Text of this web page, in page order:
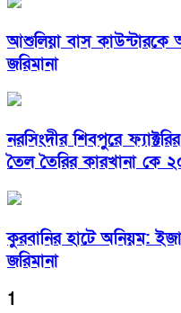
আশুলিয়া বাস কাউন্টারকে
জরিমানা
নরসিংদীর শিবপুরে
তৈল তৈরির কারখানা কে
কুরবানির হাটে অনিয়ম:
জরিমানা
1